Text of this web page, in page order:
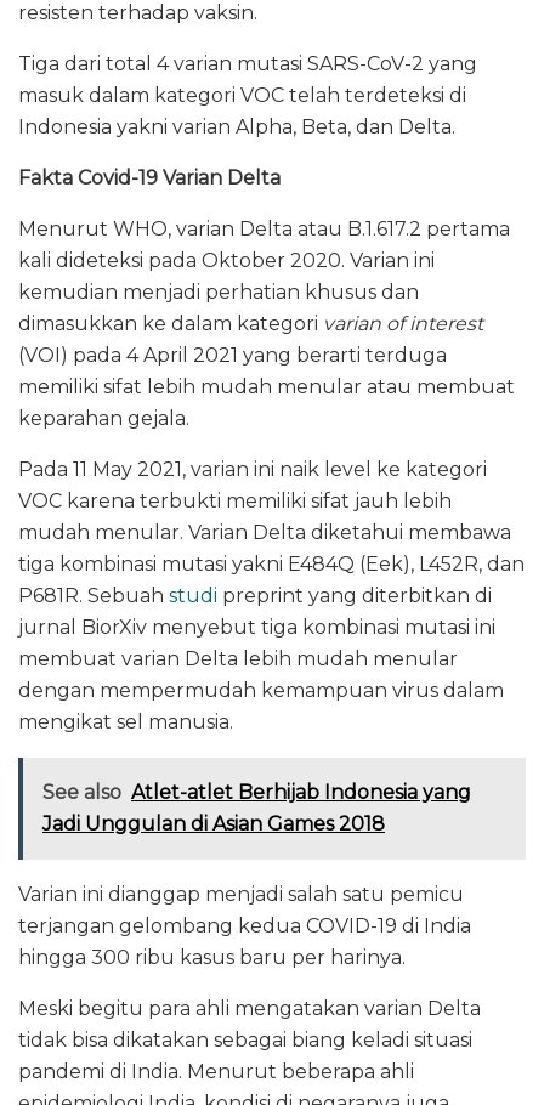
resisten terhadap vaksin.
Tiga dari total 4 varian mutasi SARS-CoV-2 yang
masuk dalam kategori VOC telah terdeteksi di
Indonesia yakni varian Alpha, Beta, dan Delta.
Fakta Covid-19 Varian Delta
Menurut WHO, varian Delta atau B.1.617.2 pertama
kali dideteksi pada Oktober 2020. Varian ini
kemudian menjadi perhatian khusus dan
dimasukkan ke dalam kategori varian of interest
(VOI) pada 4 April 2021 yang berarti terduga
memiliki sifat lebih mudah menular atau membuat
keparahan gejala.
Pada 11 May 2021, varian ini naik level ke kategori
VOC karena terbukti memiliki sifat jauh lebih
mudah menular. Varian Delta diketahui membawa
tiga kombinasi mutasi yakni E484Q (Eek), L452R, dan
P681R. Sebuah studi preprint yang diterbitkan di
jurnal BiorXiv menyebut tiga kombinasi mutasi ini
membuat varian Delta lebih mudah menular
dengan mempermudah kemampuan virus dalam
mengikat sel manusia.
See also Atlet-atlet Berhijab Indonesia yang
Jadi Unggulan di Asian Games 2018
Varian ini dianggap menjadi salah satu pemicu
terjangan gelombang kedua COVID-19 di India
hingga 300 ribu kasus baru per harinya.
Meski begitu para ahli mengatakan varian Delta
tidak bisa dikatakan sebagai biang keladi situasi
pandemi di India. Menurut beberapa ahli